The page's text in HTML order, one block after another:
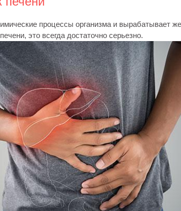
процессы организма и вырабатывает
это всегда достаточно серьезно.